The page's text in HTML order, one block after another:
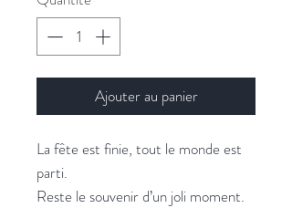
Ajouter au panier
La fête est finie, tout le monde est
parti.
Reste le souvenir d’un joli moment.